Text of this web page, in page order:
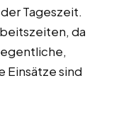
Tageszeit.
da
Einsätze sind